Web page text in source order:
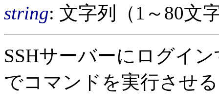
string: 文字列（1～80文
SSHサーバーにログイ
でコマンドを実行させ